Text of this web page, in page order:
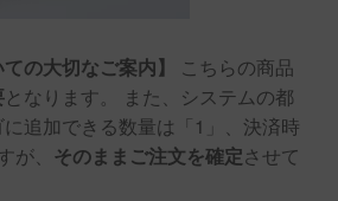
の大切なご案内】
こちらの商品
となります。 また、システムの都
追加できる数量は「1」、決済時
、 そのままご注文を確定させて